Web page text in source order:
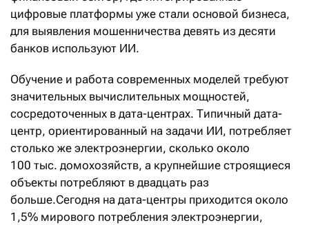
цифровые платформы уже стали основой бизнеса,
для выявления мошенничества девять из десяти
банков используют ИИ.
Обучение и работа современных моделей требуют
значительных вычислительных мощностей,
сосредоточенных в дата-центрах. Типичный дата-
центр, ориентированный на задачи ИИ, потребляет
столько же электроэнергии, сколько около
100 тыс. домохозяйств, а крупнейшие строящиеся
объекты потребляют в двадцать раз
больше.Сегодня на дата-центры приходится около
1,5% мирового потребления электроэнергии,